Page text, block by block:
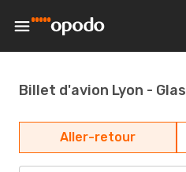
Billet d'avion Lyon -
Aller-retour